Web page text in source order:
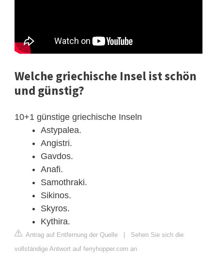
Welche griechische Insel ist schön
und günstig?
10+1 günstige griechische Inseln
Astypalea.
Angistri.
Gavdos.
Anafi.
Samothraki.
Sikinos.
Skyros.
Kythira.
Antrag auf Entfernung der Quelle | Sehen Sie sich die
vollständige Antwort auf ferryhopper.com an